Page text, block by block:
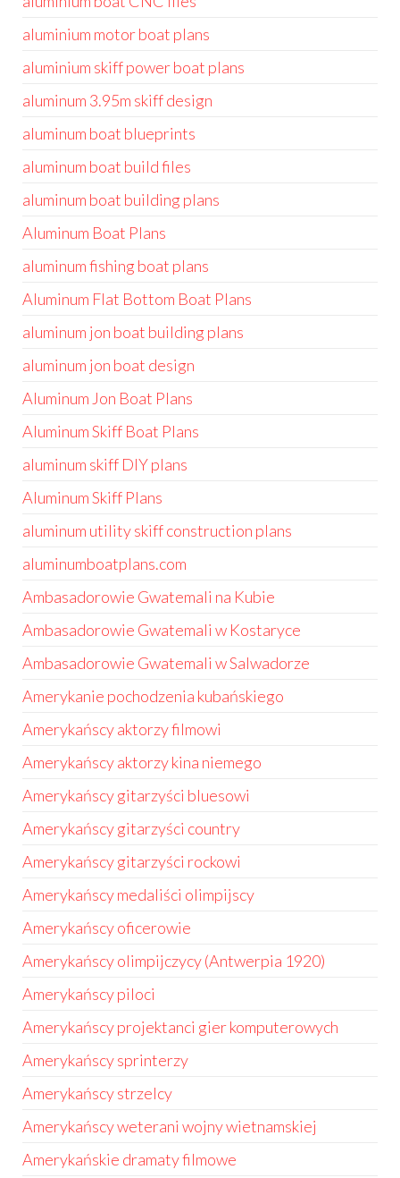
aluminium motor boat plans
aluminium skiff power boat plans
aluminum 3.95m skiff design
aluminum boat blueprints
aluminum boat build files
aluminum boat building plans
Aluminum Boat Plans
aluminum fishing boat plans
Aluminum Flat Bottom Boat Plans
aluminum jon boat building plans
aluminum jon boat design
Aluminum Jon Boat Plans
Aluminum Skiff Boat Plans
aluminum skiff DIY plans
Aluminum Skiff Plans
aluminum utility skiff construction plans
aluminumboatplans.com
Ambasadorowie Gwatemali na Kubie
Ambasadorowie Gwatemali w Kostaryce
Ambasadorowie Gwatemali w Salwadorze
Amerykanie pochodzenia kubańskiego
Amerykańscy aktorzy filmowi
Amerykańscy aktorzy kina niemego
Amerykańscy gitarzyści bluesowi
Amerykańscy gitarzyści country
Amerykańscy gitarzyści rockowi
Amerykańscy medaliści olimpijscy
Amerykańscy oficerowie
Amerykańscy olimpijczycy (Antwerpia 1920)
Amerykańscy piloci
Amerykańscy projektanci gier komputerowych
Amerykańscy sprinterzy
Amerykańscy strzelcy
Amerykańscy weterani wojny wietnamskiej
Amerykańskie dramaty filmowe